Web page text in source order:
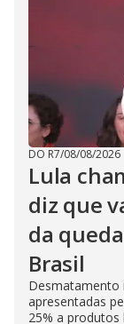
DO R7/08/08/2026
Lula
diz que
da
Brasil
Desmatamento
apresentadas
25% a produtos